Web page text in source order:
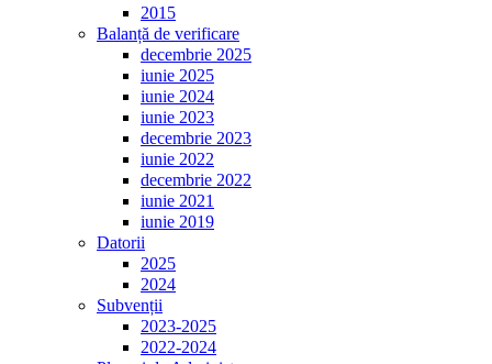
2015
Balanță de verificare
decembrie 2025
iunie 2025
iunie 2024
iunie 2023
decembrie 2023
iunie 2022
decembrie 2022
iunie 2021
iunie 2019
Datorii
2025
2024
Subvenții
2023-2025
2022-2024